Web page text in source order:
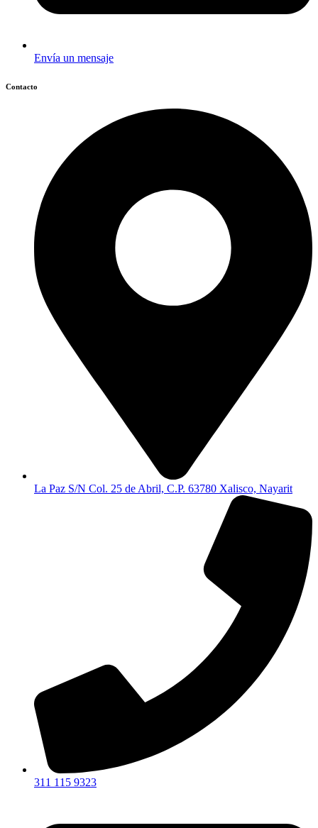
Envía un mensaje
Contacto
La Paz S/N Col. 25 de Abril, C.P. 63780 Xalisco, Nayarit
311 115 9323